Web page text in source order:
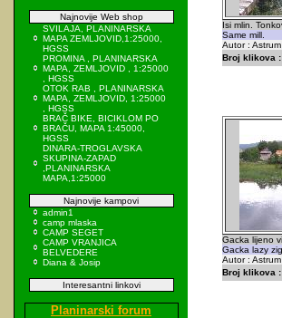
Najnovije Web shop
SVILAJA, PLANINARSKA
MAPA ZEMLJOVID,1:25000,
HGSS
PROMINA , PLANINARSKA
MAPA, ZEMLJOVID , 1:25000
, HGSS
OTOK RAB , PLANINARSKA
MAPA, ZEMLJOVID, 1:25000
, HGSS
BRAČ BIKE, BICIKLOM PO
BRAČU, MAPA 1:45000,
HGSS
DINARA-TROGLAVSKA
SKUPINA-ZAPAD
,PLANINARSKA
MAPA,1:25000
Najnovije kampovi
admin1
camp mlaska
CAMP SEGET
CAMP VRANJICA
BELVEDERE
Diana & Josip
Interesantni linkovi
Planinarski forum
Isi mlin.
Same mill.
Autor :
Broj klikova :
Gacka lijeno
Gacka lazy
Autor :
Broj klikova :